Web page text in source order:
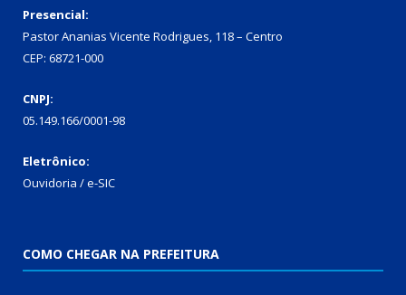
Presencial:
Pastor Ananias Vicente Rodrigues, 118 – Centro
CEP: 68721-000
CNPJ:
05.149.166/0001-98
Eletrônico:
Ouvidoria / e-SIC
COMO CHEGAR NA PREFEITURA